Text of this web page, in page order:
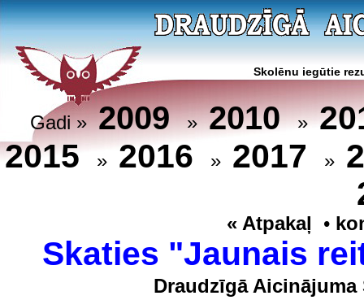
Skolēnu iegūtie
Gadi »2009»2010»
2015 » 2016 » 2017 »
« Atpakaļ •
Skaties "Jaunais
Draudzīgā